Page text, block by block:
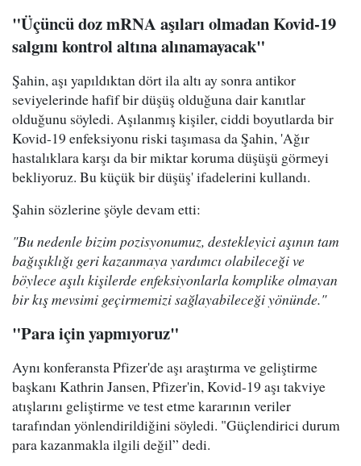
"Üçüncü doz mRNA aşıları olmadan Kovid-19
salgını kontrol altına alınamayacak"
Şahin, aşı yapıldıktan dört ila altı ay sonra antikor
seviyelerinde hafif bir düşüş olduğuna dair kanıtlar
olduğunu söyledi. Aşılanmış kişiler, ciddi boyutlarda bir
Kovid-19 enfeksiyonu riski taşımasa da Şahin, 'Ağır
hastalıklara karşı da bir miktar koruma düşüşü görmeyi
bekliyoruz. Bu küçük bir düşüş' ifadelerini kullandı.
Şahin sözlerine şöyle devam etti:
"Bu nedenle bizim pozisyonumuz, destekleyici aşının tam
bağışıklığı geri kazanmaya yardımcı olabileceği ve
böylece aşılı kişilerde enfeksiyonlarla komplike olmayan
bir kış mevsimi geçirmemizi sağlayabileceği yönünde."
"Para için yapmıyoruz"
Aynı konferansta Pfizer'de aşı araştırma ve geliştirme
başkanı Kathrin Jansen, Pfizer'in, Kovid-19 aşı takviye
atışlarını geliştirme ve test etme kararının veriler
tarafından yönlendirildiğini söyledi. "Güçlendirici durum
para kazanmakla ilgili değil” dedi.